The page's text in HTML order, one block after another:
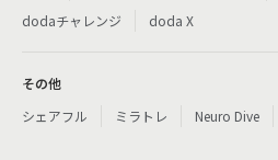
dodaチャレンジ
doda X
その他
シェアフル
ミラトレ Neuro Dive